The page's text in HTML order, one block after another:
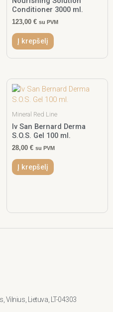
Conditioner 3000 ml.
123,00 € su PVM
Į krepšelį
Mineral Red Line
Iv San Bernard Derma
S.O.S. Gel 100 ml.
28,00 € su PVM
Į krepšelį
Vilnius, Lietuva, LT-04303